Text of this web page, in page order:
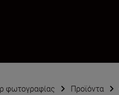
φωτογραφίας Προϊόντα